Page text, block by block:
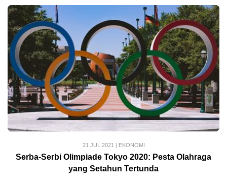
21 JUL 2021 | EKONOMI
Serba-Serbi Olimpiade Tokyo 2020: Pesta Olahraga
yang Setahun Tertunda